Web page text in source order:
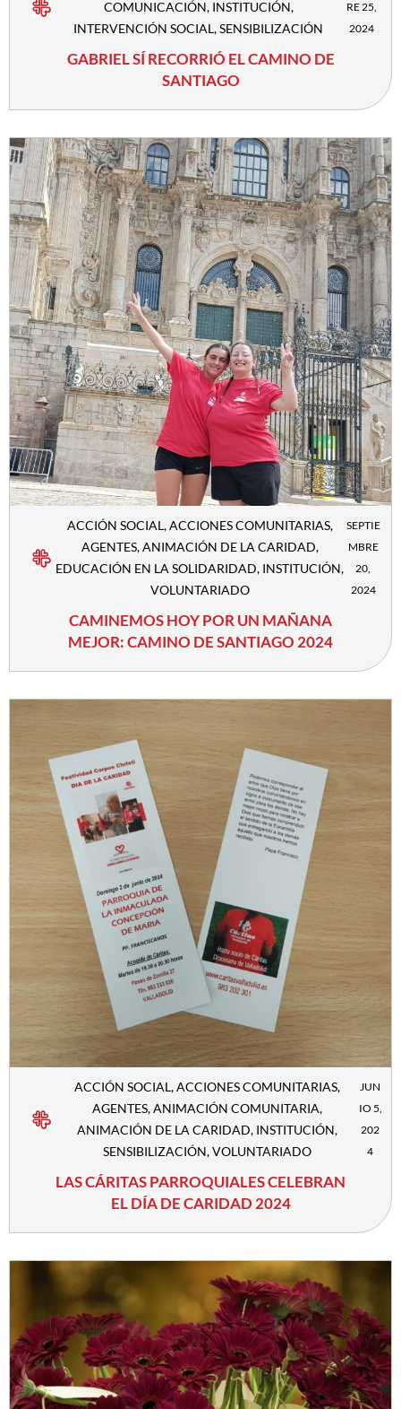
COMUNICACIÓN, INSTITUCIÓN,
INTERVENCIÓN SOCIAL,SENSIBILIZACIÓN
RE 25,
2024
GABRIEL SÍ RECORRIÓ EL CAMINO DE
SANTIAGO
ACCIÓN SOCIAL,ACCIONES COMUNITARIAS,
AGENTES,ANIMACIÓN DE LA CARIDAD,
EDUCACIÓN EN LA SOLIDARIDAD, INSTITUCIÓN,
VOLUNTARIADO
SEPTIE
MBRE
20,
2024
CAMINEMOS HOY POR UN MAÑANA
MEJOR: CAMINO DE SANTIAGO 2024
ACCIÓN SOCIAL,ACCIONES COMUNITARIAS,
AGENTES,ANIMACIÓN COMUNITARIA,
ANIMACIÓN DE LA CARIDAD, INSTITUCIÓN,
SENSIBILIZACIÓN,VOLUNTARIADO
JUN
IO 5,
202
4
LAS CÁRITAS PARROQUIALES CELEBRAN
EL DÍA DE CARIDAD 2024